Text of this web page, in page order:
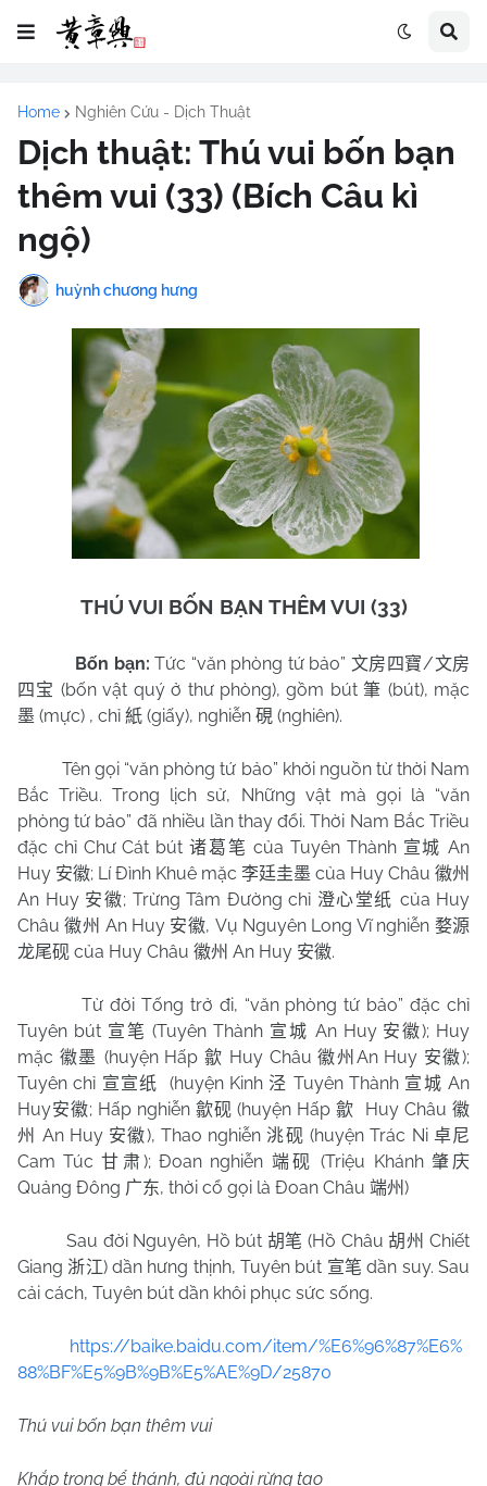
Home Nghiên Cứu - Dịch Thuật
Dịch thuật: Thú vui bốn bạn
thêm vui (33) (Bích Câu kì
ngộ)
huỳnh chương hưng
THÚ VUI BỐN BẠN THÊM VUI (33)
Bốn bạn: Tức “văn phòng tứ bảo” 文房四寶/文房
四宝 (bốn vật quý ở thư phòng), gồm bút 筆 (bút), mặc
墨 (mực) , chỉ 紙 (giấy), nghiễn 硯 (nghiên).
Tên gọi “văn phòng tứ bảo” khởi nguồn từ thời Nam
Bắc Triều. Trong lịch sử, Những vật mà gọi là “văn
phòng tứ bảo” đã nhiều lần thay đổi. Thời Nam Bắc Triều
đặc chỉ Chư Cát bút 诸葛笔 của Tuyên Thành 宣城 An
Huy 安徽; Lí Đình Khuê mặc 李廷圭墨 của Huy Châu 徽州
An Huy 安徽; Trừng Tâm Đường chỉ 澄心堂纸 của Huy
Châu徽州 An Huy 安徽, Vụ Nguyên Long Vĩ nghiễn 婺源
龙尾砚 của Huy Châu 徽州 An Huy 安徽.
Từ đời Tống trở đi, “văn phòng tứ bảo” đặc chỉ
Tuyên bút 宣笔 (Tuyên Thành 宣城 An Huy 安徽); Huy
mặc 徽墨 (huyện Hấp 歙 Huy Châu徽州 An Huy 安徽);
Tuyên chỉ 宣宣纸 (huyện Kinh 泾 Tuyên Thành 宣城 An
Huy安徽; Hấp nghiễn 歙砚 (huyện Hấp歙 Huy Châu 徽
州 An Huy 安徽), Thao nghiễn洮砚 (huyện Trác Ni 卓尼
Cam Túc甘肃); Đoan nghiễn 端砚 (Triệu Khánh 肇庆
Quảng Đông 广东, thời cổ gọi là Đoan Châu 端州)
Sau đời Nguyên, Hồ bút 胡笔 (Hồ Châu 胡州 Chiết
Giang 浙江) dần hưng thịnh, Tuyên bút 宣笔 dần suy. Sau
cải cách, Tuyên bút dần khôi phục sức sống.
https://baike.baidu.com/item/%E6%96%87%E6%
88%BF%E5%9B%9B%E5%AE%9D/25870
Thú vui bốn bạn thêm vui
Khắp trong bể thánh, đủ ngoài rừng tao